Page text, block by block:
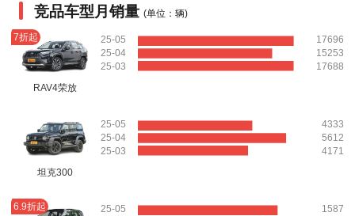
竞品车型月销量 (单位：辆)
7折起
RAV4荣放
25-05
25-04
25-03
17696
15253
17688
坦克300
25-05
25-04
25-03
4333
5612
4171
6.9折起
25-05
1587